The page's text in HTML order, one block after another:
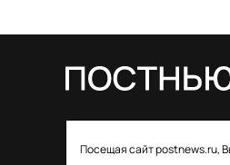
Посещая сайт postnews.ru,
о регистрации СМИ: ЭЛ №